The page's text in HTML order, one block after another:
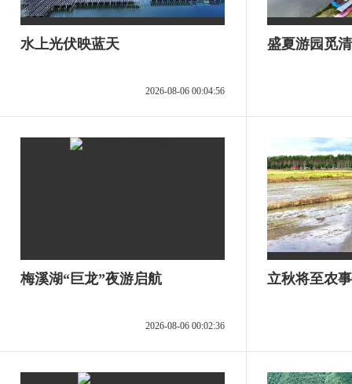
水上光伏映蓝天
2026-08-06 00:04:56
盛夏游园觅
梅溪湖“巨龙”夜游启航
2026-08-06 00:02:36
立秋将至农